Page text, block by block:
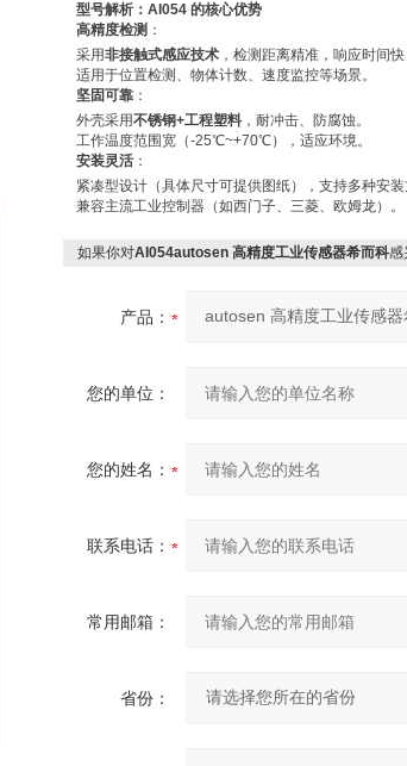
型号解析：AI054 的核心优势
高精度检测 ：
采用非接触式感应技术 ，检测距离精准，响应时间快
适用于位置检测、物体计数、速度监控等场景。
坚固可靠 ：
外壳采用不锈钢+工程塑料 ，耐冲击、防腐蚀。
工作温度范围宽（-25℃~+70℃），适应环境。
安装灵活 ：
紧凑型设计（具体尺寸可提供图纸），支持多种安装
兼容主流工业控制器（如西门子、三菱、欧姆龙）。
如果你对AI054autosen 高精度工业传感器希而科感
产品：
您的单位：
您的姓名：
联系电话：
常用邮箱：
省份：